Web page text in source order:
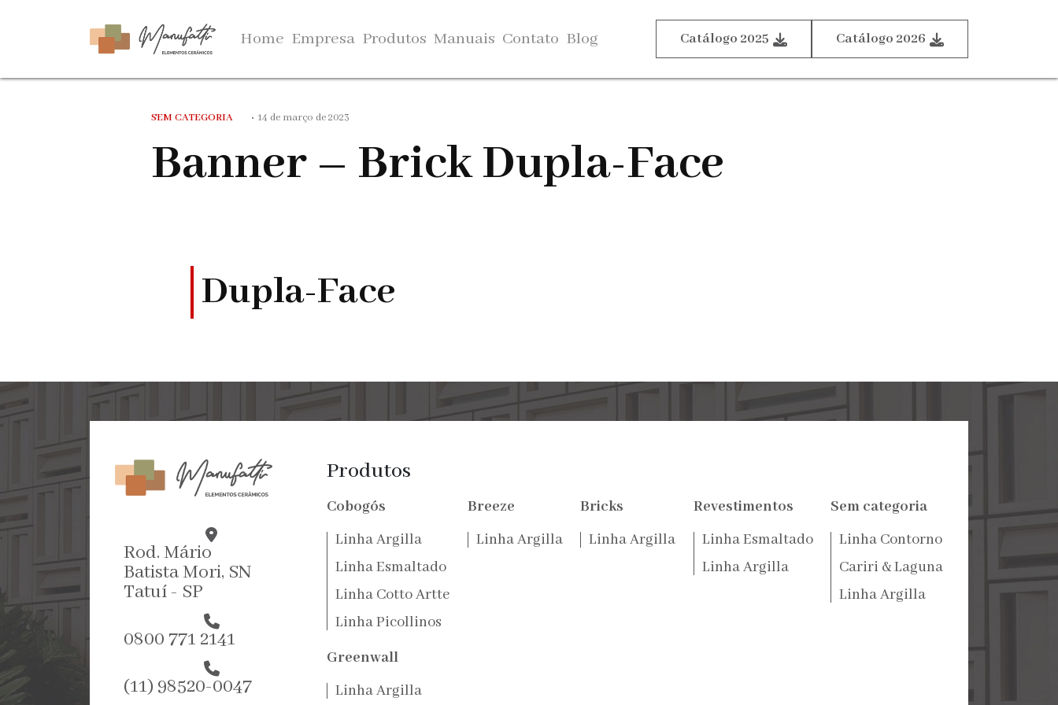
Home Empresa Produtos Manuais Contato Blog Catálogo 2025 Catálogo 2026
SEM CATEGORIA • 14 de março de 2023
Banner – Brick Dupla-Face
Dupla-Face
Rod. Mário
Batista Mori, SN
Tatuí - SP
0800 771 2141
(11) 98520-0047
Produtos
Cobogós
Linha Argilla
Linha Esmaltado
Linha Cotto Artte
Linha Picollinos
Breeze
Linha Argilla
Bricks
Linha Argilla
Revestimentos
Linha Esmaltado
Linha Argilla
Sem categoria
Linha Contorno
Cariri & Laguna
Linha Argilla
Greenwall
Linha Argilla